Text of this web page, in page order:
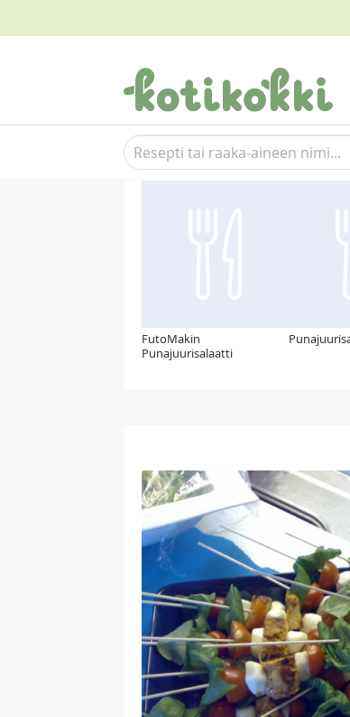
Suosittelemme myös
FutoMakin
Punajuurisalaatti